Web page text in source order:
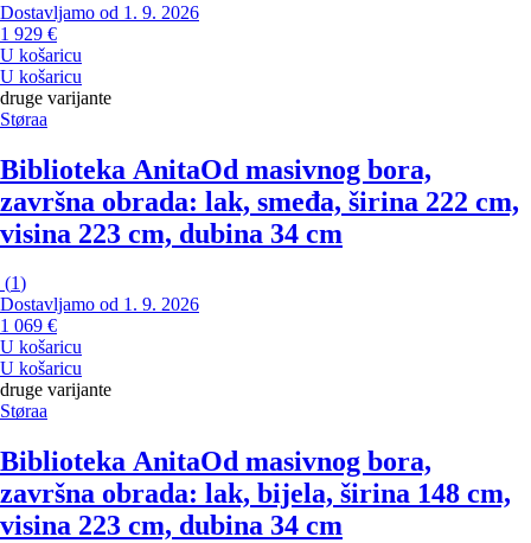
Dostavljamo od 1. 9. 2026
1 929 €
U košaricu
U košaricu
druge varijante
Støraa
Biblioteka AnitaOd masivnog bora,
završna obrada: lak, smeđa, širina 222 cm,
visina 223 cm, dubina 34 cm
(1)
Dostavljamo od 1. 9. 2026
1 069 €
U košaricu
U košaricu
druge varijante
Støraa
Biblioteka AnitaOd masivnog bora,
završna obrada: lak, bijela, širina 148 cm,
visina 223 cm, dubina 34 cm